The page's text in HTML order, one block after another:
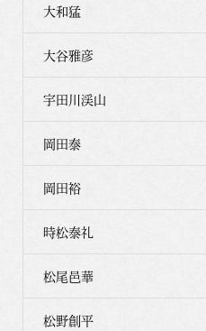
大和猛
大谷雅彦
宇田川渓山
岡田泰
岡田裕
時松泰礼
松尾邑華
松野創平